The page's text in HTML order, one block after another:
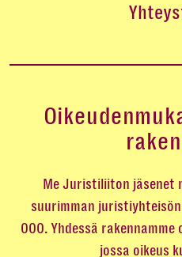
Me Juristiliiton jäsenet
suurimman
000. Yhdessä rakennamme
jossa oikeus